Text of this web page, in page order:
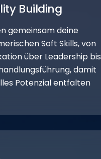
Building
gemeinsam deine
Soft Skills, von
über Leadership bis
damit
Potenzial entfalten